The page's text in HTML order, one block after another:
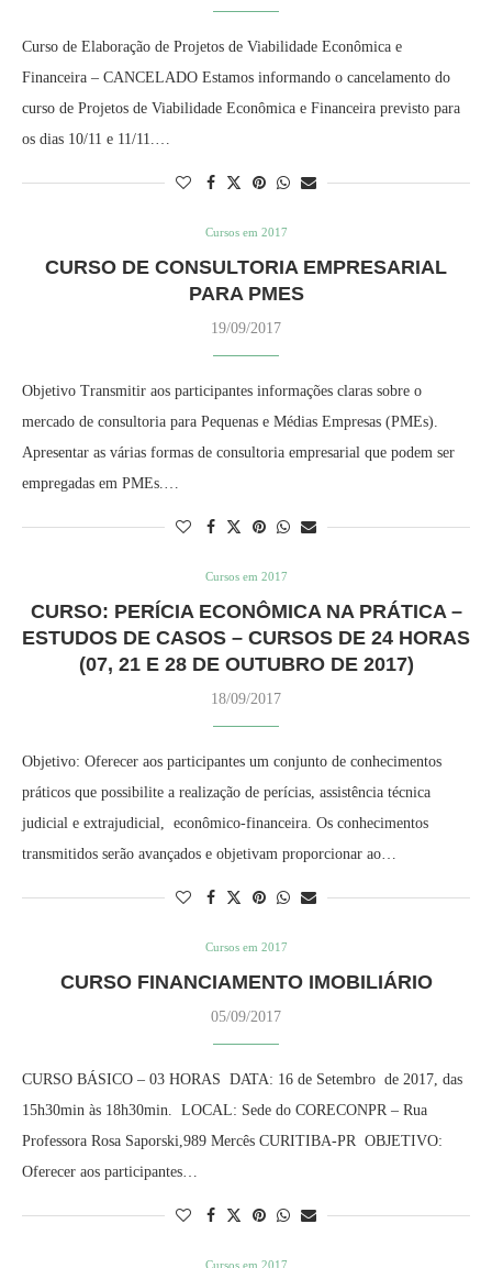
Curso de Elaboração de Projetos de Viabilidade Econômica e
Financeira – CANCELADO Estamos informando o cancelamento do
curso de Projetos de Viabilidade Econômica e Financeira previsto para
os dias 10/11 e 11/11.…
Cursos em 2017
CURSO DE CONSULTORIA EMPRESARIAL
PARA PMES
19/09/2017
Objetivo Transmitir aos participantes informações claras sobre o
mercado de consultoria para Pequenas e Médias Empresas (PMEs).
Apresentar as várias formas de consultoria empresarial que podem ser
empregadas em PMEs.…
Cursos em 2017
CURSO: PERÍCIA ECONÔMICA NA PRÁTICA –
ESTUDOS DE CASOS – CURSOS DE 24 HORAS
(07, 21 E 28 DE OUTUBRO DE 2017)
18/09/2017
Objetivo: Oferecer aos participantes um conjunto de conhecimentos
práticos que possibilite a realização de perícias, assistência técnica
judicial e extrajudicial, econômico-financeira. Os conhecimentos
transmitidos serão avançados e objetivam proporcionar ao…
Cursos em 2017
CURSO FINANCIAMENTO IMOBILIÁRIO
05/09/2017
CURSO BÁSICO – 03 HORAS DATA: 16 de Setembro de 2017, das
15h30min às 18h30min. LOCAL: Sede do CORECONPR – Rua
Professora Rosa Saporski,989 Mercês CURITIBA-PR OBJETIVO:
Oferecer aos participantes…
Cursos em 2017